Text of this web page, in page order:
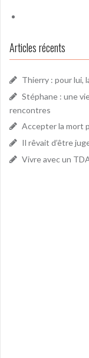
Articles récents
Thierry : pour lui,
Stéphane : une
rencontres
Accepter la mort
Il rêvait d’être
Vivre avec un